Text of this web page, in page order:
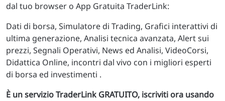
dal tuo browser o App Gratuita TraderLink:
Dati di borsa, Simulatore di Trading, Grafici interattivi di
ultima generazione, Analisi tecnica avanzata, Alert sui
prezzi, Segnali Operativi, News ed Analisi, VideoCorsi,
Didattica Online, incontri dal vivo con i migliori esperti
di borsa ed investimenti .
È un servizio TraderLink GRATUITO, iscriviti ora usando